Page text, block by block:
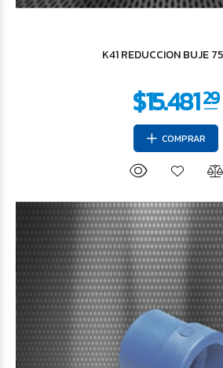
K41 REDUCCION BUJE
COMPRAR